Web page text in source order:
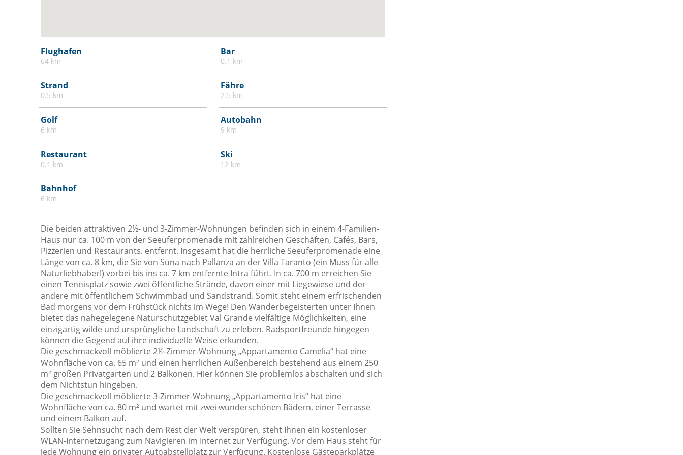
Flughafen
64 km
Bar
0.1 km
Strand
0.5 km
Fähre
2.5 km
Golf
6 km
Autobahn
9 km
Restaurant
0.1 km
Ski
12 km
Bahnhof
6 km
Die beiden attraktiven 2½- und 3-Zimmer-Wohnungen befinden sich in einem 4-Familien-
Haus nur ca. 100 m von der Seeuferpromenade mit zahlreichen Geschäften, Cafés, Bars,
Pizzerien und Restaurants. entfernt. Insgesamt hat die herrliche Seeuferpromenade eine
Länge von ca. 8 km, die Sie von Suna nach Pallanza an der Villa Taranto (ein Muss für alle
Naturliebhaber!) vorbei bis ins ca. 7 km entfernte Intra führt. In ca. 700 m erreichen Sie
einen Tennisplatz sowie zwei öffentliche Strände, davon einer mit Liegewiese und der
andere mit öffentlichem Schwimmbad und Sandstrand. Somit steht einem erfrischenden
Bad morgens vor dem Frühstück nichts im Wege! Den Wanderbegeisterten unter Ihnen
bietet das nahegelegene Naturschutzgebiet Val Grande vielfältige Möglichkeiten, eine
einzigartig wilde und ursprüngliche Landschaft zu erleben. Radsportfreunde hingegen
können die Gegend auf ihre individuelle Weise erkunden.
Die geschmackvoll möblierte 2½-Zimmer-Wohnung „Appartamento Camelia“ hat eine
Wohnfläche von ca. 65 m² und einen herrlichen Außenbereich bestehend aus einem 250
m² großen Privatgarten und 2 Balkonen. Hier können Sie problemlos abschalten und sich
dem Nichtstun hingeben.
Die geschmackvoll möblierte 3-Zimmer-Wohnung „Appartamento Iris“ hat eine
Wohnfläche von ca. 80 m² und wartet mit zwei wunderschönen Bädern, einer Terrasse
und einem Balkon auf.
Sollten Sie Sehnsucht nach dem Rest der Welt verspüren, steht Ihnen ein kostenloser
WLAN-Internetzugang zum Navigieren im Internet zur Verfügung. Vor dem Haus steht für
jede Wohnung ein privater Autoabstellplatz zur Verfügung. Kostenlose Gästeparkplätze